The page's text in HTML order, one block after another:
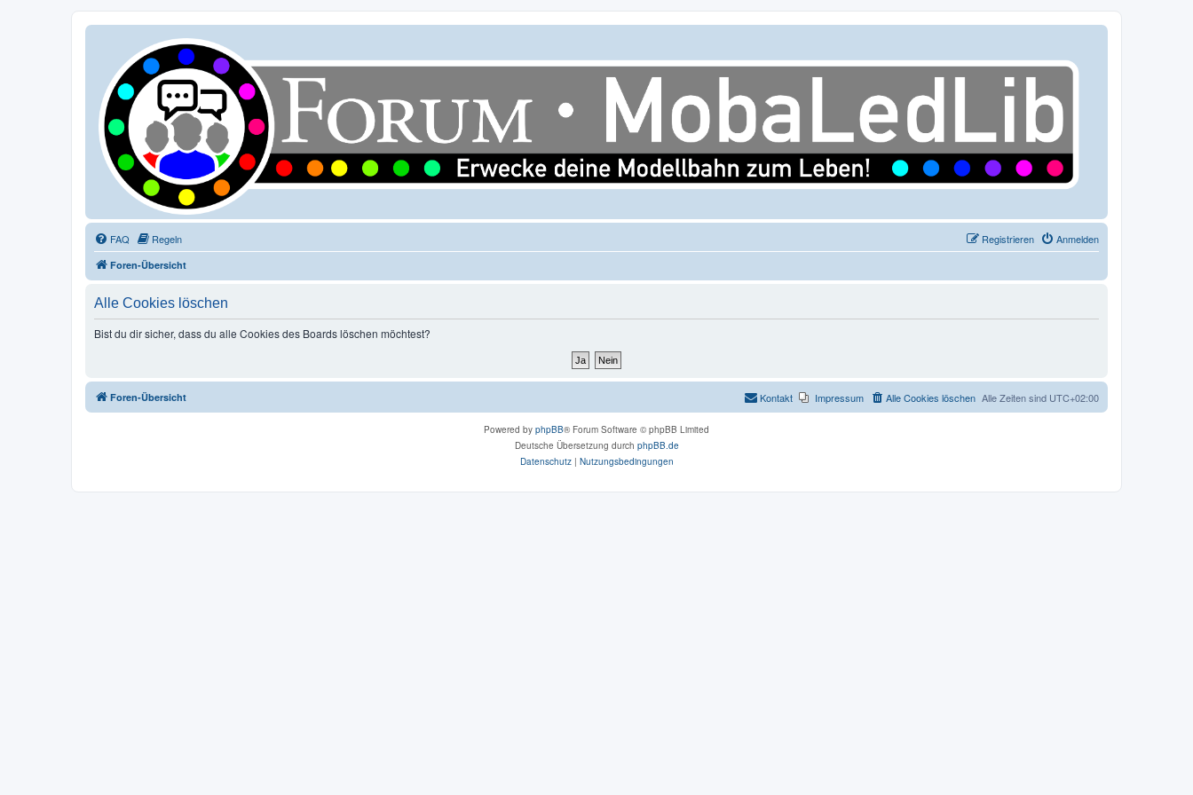
FAQ Regeln Anmelden
Registrieren
Foren-Übersicht
Alle Cookies löschen
Bist du dir sicher, dass du alle Cookies des Boards löschen möchtest?
Foren-Übersicht Alle Zeiten sind UTC+02:00
Alle Cookies löschen
Impressum
Kontakt
Powered by phpBB® Forum Software © phpBB Limited
Deutsche Übersetzung durch phpBB.de
Datenschutz| Nutzungsbedingungen